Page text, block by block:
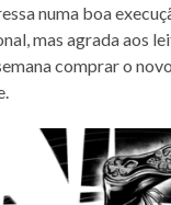
numa boa
mas agrada aos
comprar o